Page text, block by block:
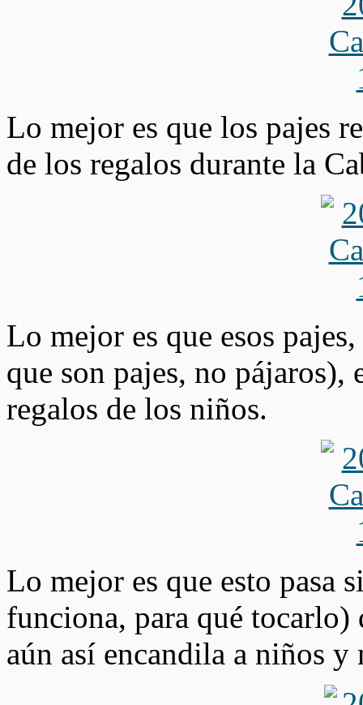
Lo mejor es que los pajes
de los regalos durante la
Lo mejor es que esos
que son pajes, no
regalos de los niños.
Lo mejor es que esto pasa
funciona, para qué tocarlo)
aún así encandila a niños y